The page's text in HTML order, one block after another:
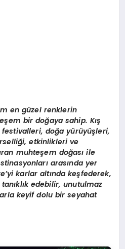
en güzel renklerin
bir doğaya sahip. Kış
doğa yürüyüşleri,
rselliği, etkinlikleri ve
muhteşem doğası ile
arasında yer
’yi karlar altında keşfederek,
tanıklık edebilir, unutulmaz
keyif dolu bir seyahat